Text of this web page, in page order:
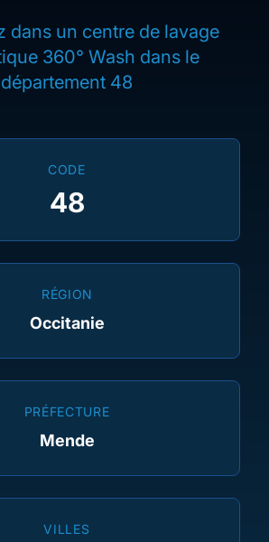
dans un centre de lavage
360° Wash dans le
département 48
CODE
48
RÉGION
Occitanie
PRÉFECTURE
Mende
VILLES